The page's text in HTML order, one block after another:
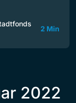
2 Min
2022